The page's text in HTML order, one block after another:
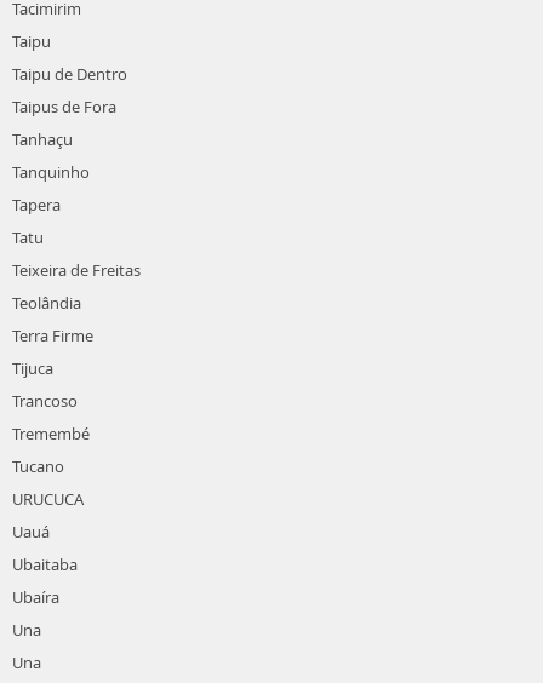
Tacimirim
Taipu
Taipu de Dentro
Taipus de Fora
Tanhaçu
Tanquinho
Tapera
Tatu
Teixeira de Freitas
Teolândia
Terra Firme
Tijuca
Trancoso
Tremembé
Tucano
URUCUCA
Uauá
Ubaitaba
Ubaíra
Una
Una